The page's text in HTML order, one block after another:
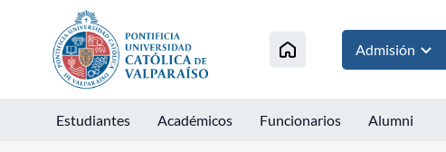
Click acá para ir directamente al contenido
Admisión
Estudiantes Académicos Funcionarios Alumni